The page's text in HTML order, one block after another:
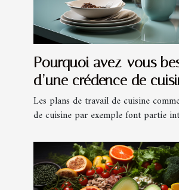
Pourquoi avez-vous
d’une crédence de
Les plans de travail de cuisine
de cuisine par exemple font partie